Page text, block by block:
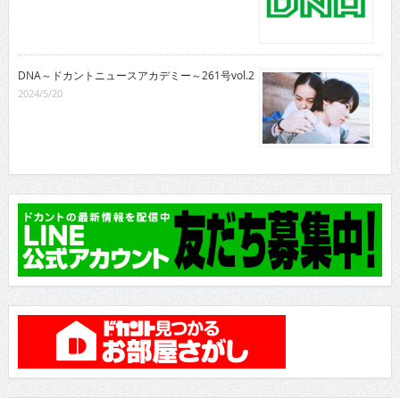
DNA～ドカントニュースアカデミー～261号vol.2
2024/5/20